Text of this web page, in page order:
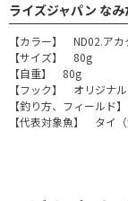
ライズジャパン な
【カラー】 ND02.アカ
【サイズ】 80g
【自重】 80g
【フック】 オリジナ
【釣り方、フィールド
【代表対象魚】 タイ（